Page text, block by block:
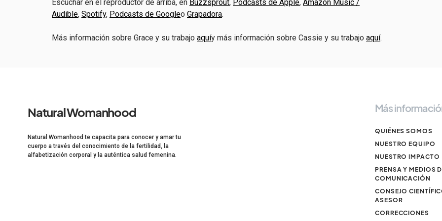
Escuchar en el reproductor de arriba, en Buzzsprout, Podcasts de Apple, Amazon Music /
Audible, Spotify, Podcasts de Googleo Grapadora.
Más información sobre Grace y su trabajo aquíy más información sobre Cassie y su trabajo aquí.
Natural Womanhood
Natural Womanhood te capacita para conocer y amar tu
cuerpo a través del conocimiento de la fertilidad, la
alfabetización corporal y la auténtica salud femenina.
Más
QUIÉNES SOMOS
NUESTRO EQUIPO
NUESTRO IMPACTO
PRENSA Y MEDIOS
COMUNICACIÓN
CONSEJO
ASESOR
CORRECCIONES